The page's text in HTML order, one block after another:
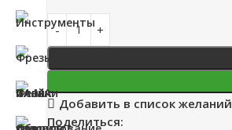
Добавить в список желаний
Поделиться: